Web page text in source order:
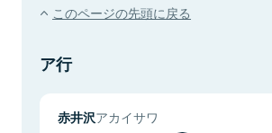
このページの先頭に戻る
ア行
赤井沢アカイサワ